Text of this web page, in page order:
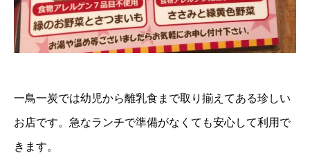
一鳥一炭では幼児から離乳食まで取り揃えてある珍しい
お店です。急なランチで準備がなくても安心して利用で
きます。